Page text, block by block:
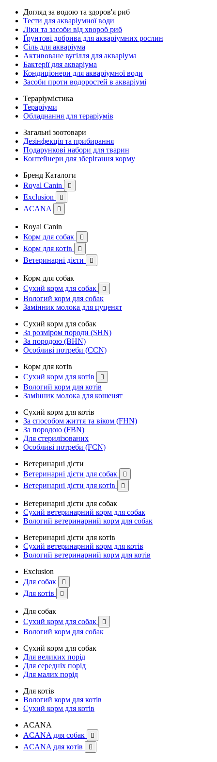
Догляд за водою та здоров'я риб
Тести для акваріумної води
Ліки та засоби від хвороб риб
Ґрунтові добрива для акваріумних рослин
Сіль для акваріума
Активоване вугілля для акваріума
Бактерії для акваріума
Кондиціонери для акваріумної води
Засоби проти водоростей в акваріумі
Тераріумістика
Тераріуми
Обладнання для тераріумів
Загальні зоотовари
Дезінфекція та прибирання
Подарункові набори для тварин
Контейнери для зберігання корму
Бренд Каталоги
Royal Canin

Exclusion 
ACANA 
Royal Canin
Корм для собак

Корм для котів 
Ветеринарні дієти 
Корм для собак
Сухий корм для собак

Вологий корм для собак
Замінник молока для цуценят
Сухий корм для собак
За розміром породи (SHN)
За породою (BHN)
Особливі потреби (CCN)
Корм для котів
Сухий корм для котів

Вологий корм для котів
Замінник молока для кошенят
Сухий корм для котів
За способом життя та віком (FHN)
За породою (FBN)
Для стерилізованих
Особливі потреби (FCN)
Ветеринарні дієти
Ветеринарні дієти для собак

Ветеринарні дієти для котів 
Ветеринарні дієти для собак
Сухий ветеринарний корм для собак
Вологий ветеринарний корм для собак
Ветеринарні дієти для котів
Сухий ветеринарний корм для котів
Вологий ветеринарний корм для котів
Exclusion
Для собак

Для котів 
Для собак
Сухий корм для собак

Вологий корм для собак
Сухий корм для собак
Для великих порід
Для середніх порід
Для малих порід
Для котів
Вологий корм для котів
Сухий корм для котів
ACANA
ACANA для собак

ACANA для котів 